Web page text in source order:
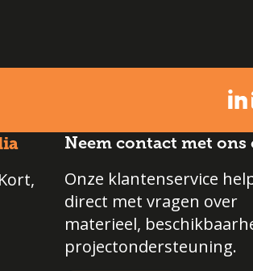
Neem contact met ons
Onze klantenservice
direct met vragen over
materieel,
projectondersteuning.